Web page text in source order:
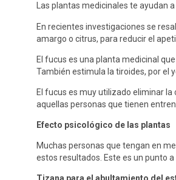
Las plantas medicinales te ayudan
En recientes investigaciones se
amargo o citrus, para reducir el
El fucus es una planta medicinal
También estimula la tiroides, por el
El fucus es muy utilizado eliminar
aquellas personas que tienen
Efecto psicológico de las plantas
Muchas personas que tengan en
estos resultados. Este es un punto